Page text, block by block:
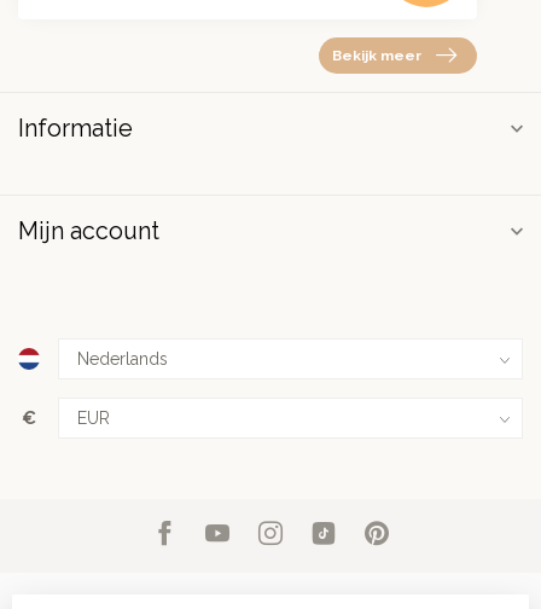
Bekijk meer
Informatie
Mijn account
€